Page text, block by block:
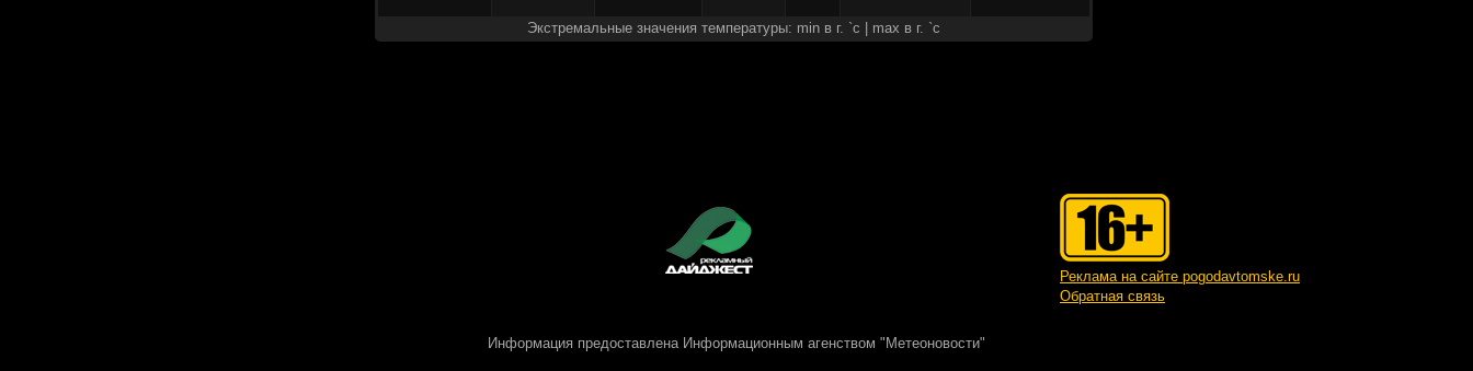
Экстремальные значения температуры: min в г. `c | max в г. `c
Реклама на сайте pogodavtomske.ru
Обратная связь
Информация предоставлена Информационным агенством "Метеоновости"